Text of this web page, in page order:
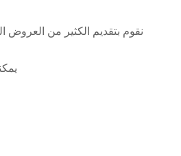
نقوم بتقديم الكثير من العروض